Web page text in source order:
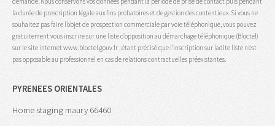
la durée de prescription légale aux fins probatoires et de gestion des contentieux. Si vous ne
souhaitez pas faire l’objet de prospection commerciale par voie téléphonique, vous pouvez
gratuitement vous inscrire sur une liste d’opposition au démarchage téléphonique (Bloctel)
sur le site internet www.bloctel.gouv.fr , étant précisé que l’inscription sur ladite liste n’est
pas opposable au professionnel en cas de relations contractuelles préexistantes.
PYRENEES ORIENTALES
Home staging maury 66460